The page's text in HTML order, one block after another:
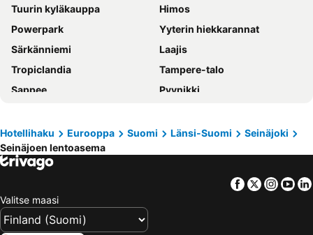
Tuurin kyläkauppa
Himos
Powerpark
Yyterin hiekkarannat
Särkänniemi
Laajis
Tropiclandia
Tampere-talo
Sappee
Pyynikki
Kalajoen Juhannus
Blockfest
Seinäjoen Tangomarkkinat
Tampereen stadion
Jyväskylän rautatieasema
Provinssirock
Tampereen jäähalli
Hotellihaku Eurooppa Suomi Länsi-Suomi
Seinäjoki
Seinäjoen lentoasema
Facebook
Twitter
Valitse maasi